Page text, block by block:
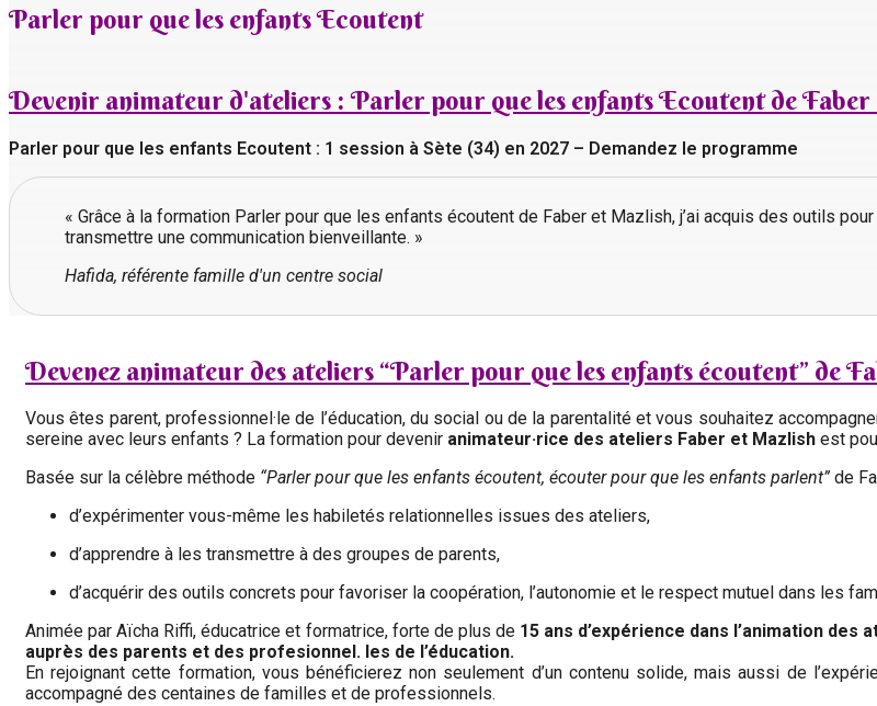
Parler pour que les enfants Ecoutent
Devenir animateur d'ateliers : Parler pour que les enfants Ecoutent de
Parler pour que les enfants Ecoutent : 1 session à Sète (34) en 2027 – Demandez le programme
« Grâce à la formation Parler pour que les enfants écoutent de Faber et Mazlish, j’ai acquis des outils
transmettre une communication bienveillante. »
Hafida, référente famille d'un centre social
Devenez animateur des ateliers “Parler pour que les enfants écoutent” de
Vous êtes parent, professionnel·le de l’éducation, du social ou de la parentalité et vous souhaitez
sereine avec leurs enfants ? La formation pour devenir animateur·rice des ateliers Faber et Mazlish est
Basée sur la célèbre méthode “Parler pour que les enfants écoutent, écouter pour que les enfants parlent” de
d’expérimenter vous-même les habiletés relationnelles issues des ateliers,
d’apprendre à les transmettre à des groupes de parents,
d’acquérir des outils concrets pour favoriser la coopération, l’autonomie et le respect mutuel dans les
Animée par Aïcha Riffi, éducatrice et formatrice, forte de plus de 15 ans d’expérience dans l’animation
auprès des parents et des profesionnel. les de l’éducation.
En rejoignant cette formation, vous bénéficierez non seulement d’un contenu solide, mais aussi de
accompagné des centaines de familles et de professionnels.